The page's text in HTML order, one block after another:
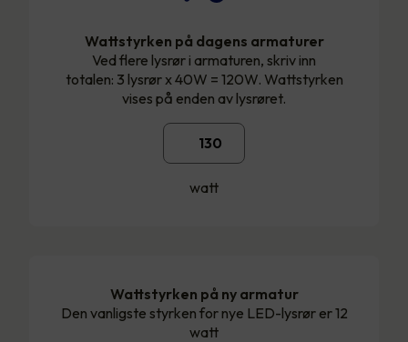
Wattstyrken på dagens armaturer
Ved flere lysrør i armaturen, skriv inn
totalen: 3 lysrør x 40W = 120W. Wattstyrken
vises på enden av lysrøret.
watt
Wattstyrken på ny armatur
Den vanligste styrken for nye LED-lysrør er 12
watt